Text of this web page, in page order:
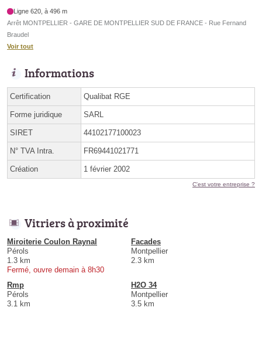
Ligne 620, à 496 m
Arrêt MONTPELLIER - GARE DE MONTPELLIER SUD DE FRANCE - Rue Fernand
Braudel
Voir tout
Informations
Certification Qualibat RGE
Forme juridique SARL
SIRET 44102177100023
N° TVA Intra. FR69441021771
Création 1 février 2002
C'est votre entreprise ?
Vitriers à proximité
Miroiterie Coulon Raynal
Pérols
1.3 km
Fermé, ouvre demain à 8h30
Facades
Montpellier
2.3 km
Rmp
Pérols
3.1 km
H2O 34
Montpellier
3.5 km